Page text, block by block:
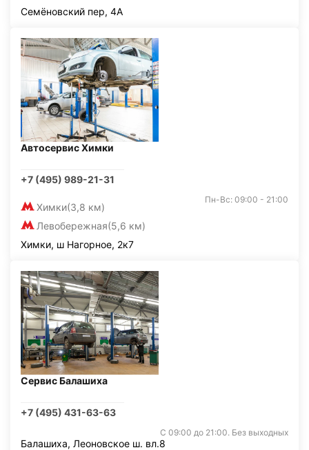
Семёновский пер, 4А
Автосервис Химки
+7 (495) 989-21-31
Химки(3,8 км)
Левобережная(5,6 км)
Пн-Вс: 09:00 - 21:00
Химки, ш Нагорное, 2к7
Сервис Балашиха
+7 (495) 431-63-63
С 09:00 до 21:00. Без выходных
Балашиха, Леоновское ш. вл.8